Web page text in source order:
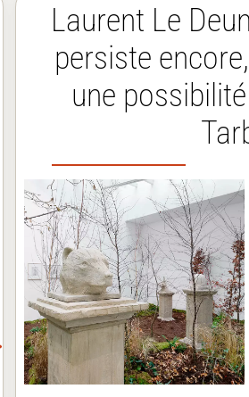
Laurent Le
persiste
une